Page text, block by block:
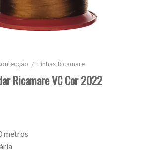
/ Linhas Ricamare
Ricamare VC Cor 2022
metros